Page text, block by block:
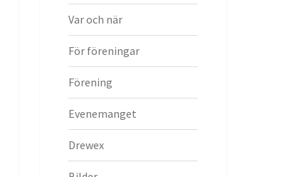
Var och när
För föreningar
Förening
Evenemanget
Drewex